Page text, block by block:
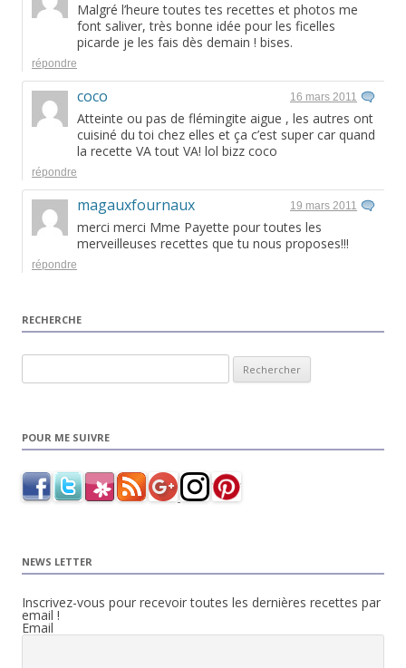
Malgré l’heure toutes tes recettes et photos me
font saliver, très bonne idée pour les ficelles
picarde je les fais dès demain ! bises.
répondre
coco 16 mars 2011
Atteinte ou pas de flémingite aigue , les autres ont
cuisiné du toi chez elles et ça c’est super car quand
la recette VA tout VA! lol bizz coco
répondre
magauxfournaux 19 mars 2011
merci merci Mme Payette pour toutes les
merveilleuses recettes que tu nous proposes!!!
répondre
RECHERCHE
POUR ME SUIVRE
NEWS LETTER
Inscrivez-vous pour recevoir toutes les dernières recettes par
email !
Email